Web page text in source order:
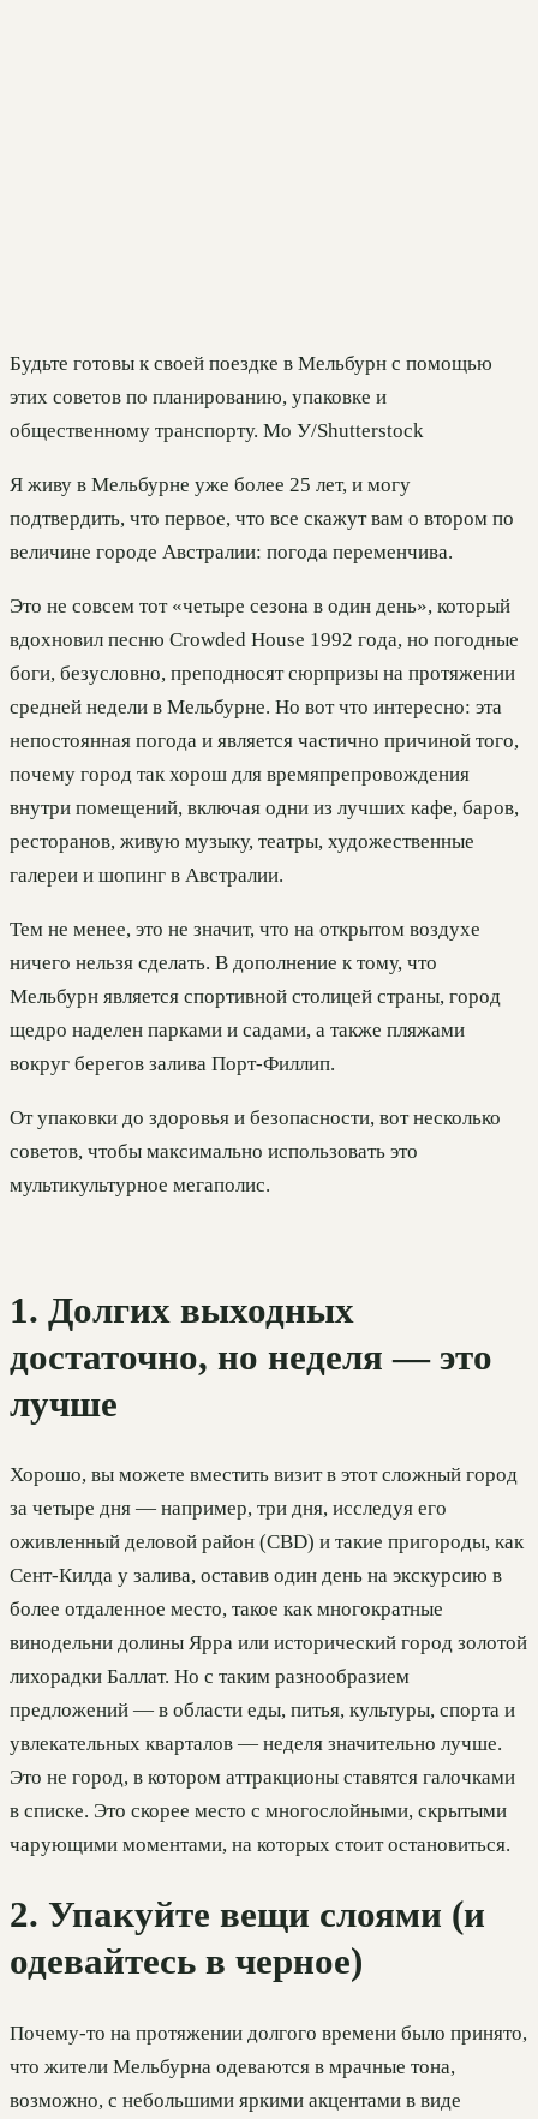
Будьте готовы к своей поездке в Мельбурн с помощью
этих советов по планированию, упаковке и
общественному транспорту. Мо У/Shutterstock
Я живу в Мельбурне уже более 25 лет, и могу
подтвердить, что первое, что все скажут вам о втором по
величине городе Австралии: погода переменчива.
Это не совсем тот «четыре сезона в один день», который
вдохновил песню Crowded House 1992 года, но погодные
боги, безусловно, преподносят сюрпризы на протяжении
средней недели в Мельбурне. Но вот что интересно: эта
непостоянная погода и является частично причиной того,
почему город так хорош для времяпрепровождения
внутри помещений, включая одни из лучших кафе, баров,
ресторанов, живую музыку, театры, художественные
галереи и шопинг в Австралии.
Тем не менее, это не значит, что на открытом воздухе
ничего нельзя сделать. В дополнение к тому, что
Мельбурн является спортивной столицей страны, город
щедро наделен парками и садами, а также пляжами
вокруг берегов залива Порт-Филлип.
От упаковки до здоровья и безопасности, вот несколько
советов, чтобы максимально использовать это
мультикультурное мегаполис.
1. Долгих выходных
достаточно, но неделя — это
лучше
Хорошо, вы можете вместить визит в этот сложный город
за четыре дня — например, три дня, исследуя его
оживленный деловой район (CBD) и такие пригороды, как
Сент-Килда у залива, оставив один день на экскурсию в
более отдаленное место, такое как многократные
винодельни долины Ярра или исторический город золотой
лихорадки Баллат. Но с таким разнообразием
предложений — в области еды, питья, культуры, спорта и
увлекательных кварталов — неделя значительно лучше.
Это не город, в котором аттракционы ставятся галочками
в списке. Это скорее место с многослойными, скрытыми
чарующими моментами, на которых стоит остановиться.
2. Упакуйте вещи слоями (и
одевайтесь в черное)
Почему-то на протяжении долгого времени было принято,
что жители Мельбурна одеваются в мрачные тона,
возможно, с небольшими яркими акцентами в виде